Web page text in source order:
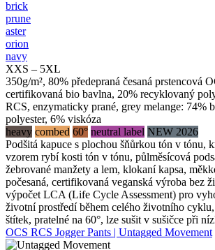
brick
prune
aster
orion
navy
XXS – 5XL
350g/m², 80% předepraná česaná prstencová
certifikovaná bio bavlna, 20% recyklovaný
RCS, enzymaticky prané, grey melange: 74%
polyester, 6% viskóza
heavy combed 60° neutral label NEW 2026
Podšitá kapuce s plochou šňůrkou tón v tónu,
vzorem rybí kosti tón v tónu, půlměsícová
žebrované manžety a lem, klokaní kapsa,
počesaná, certifikovaná veganská výroba bez
výpočet LCA (Life Cycle Assessment) pro
životní prostředí během celého životního
štítek, pratelné na 60°, lze sušit v sušičce při
OCS RCS Jogger Pants | Untagged Movement